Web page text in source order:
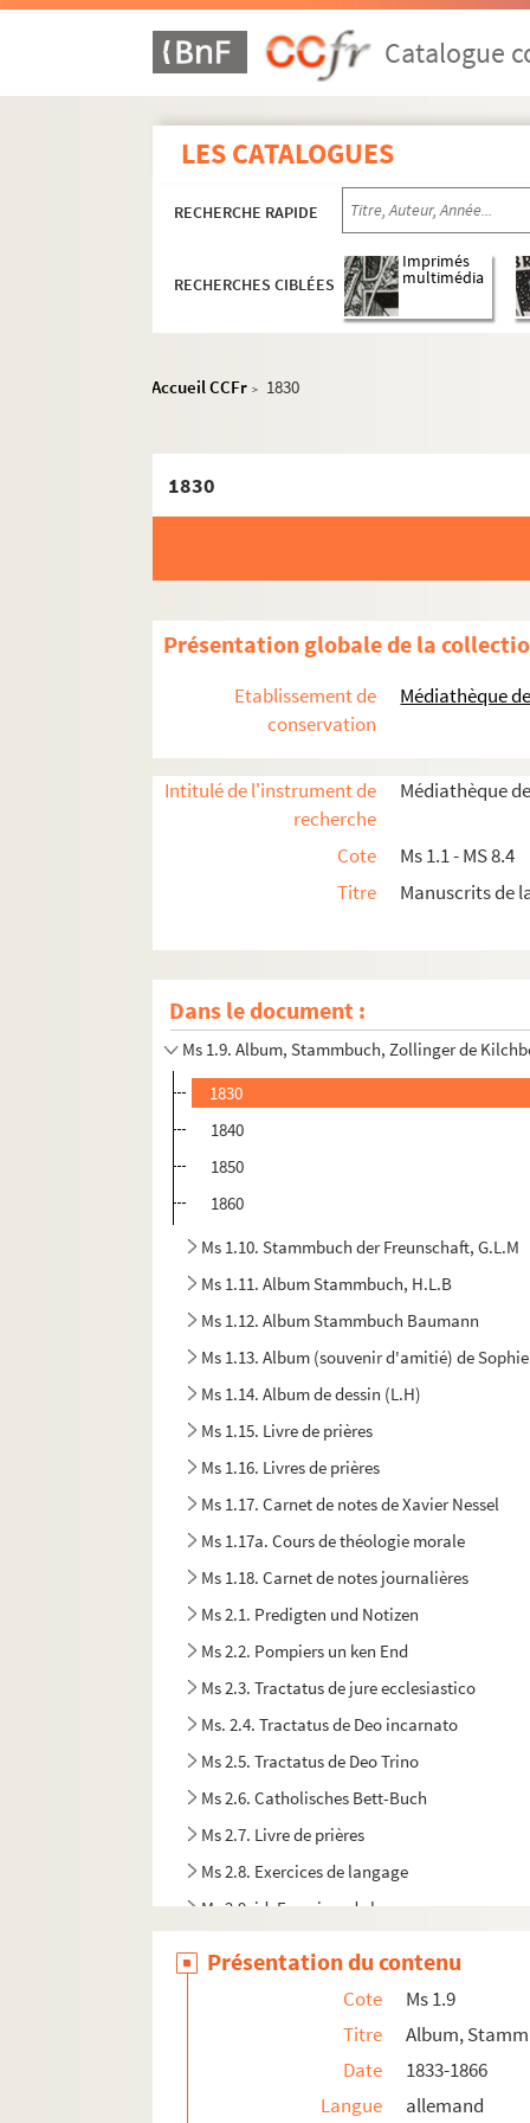
Catalogue
LES CATALOGUES
RECHERCHE RAPIDE
RECHERCHES CIBLÉES
Imprimés
multimédia
Accueil CCFr > 1830
1830
Présentation globale de la
Etablissement de
conservation
Médiathèque
Intitulé de l'instrument de
recherche
Médiathèque
Cote
Ms 1.1 - MS 8.4
Titre
Manuscrits de
Dans le document :
Ms 1.1. Recueil factice de cours épiscopaux
Ms 1.2. Livre de prières de la comtesse de
Ms 1.3. Psalterium, Hymnarium-
Ms 1.5. Tagebuch über meine Amerikareise
Ms 1.7. Bevarium
Ms 1.8. Notizbuch
Ms 1.9. Album, Stammbuch, Zollinger de
1830
1840
1850
1860
Ms 1.10. Stammbuch der Freunschaft, G.L.M
Ms 1.11. Album Stammbuch, H.L.B
Ms 1.12. Album Stammbuch Baumann
Ms 1.13. Album (souvenir d'amitié) de
Ms 1.14. Album de dessin (L.H)
Ms 1.15. Livre de prières
Ms 1.16. Livres de prières
Ms 1.17. Carnet de notes de Xavier Nessel
Ms 1.17a. Cours de théologie morale
Ms 1.18. Carnet de notes journalières
Ms 2.1. Predigten und Notizen
Ms 2.2. Pompiers un ken End
Ms 2.3. Tractatus de jure ecclesiastico
Ms. 2.4. Tractatus de Deo incarnato
Ms 2.5. Tractatus de Deo Trino
Ms 2.6. Catholisches Bett-Buch
Ms 2.7. Livre de prières
Ms 2.8. Exercices de langage
Ms 2.9. id. Exercices de langue
Présentation du contenu
Cote
Ms 1.9
Titre
Album,
Date
1833-1866
Langue
allemand